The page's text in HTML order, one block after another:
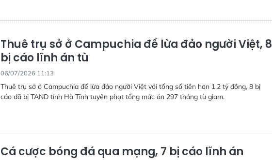
Thuê trụ sở ở Campuchia để lừa đảo người Việt, 8
bị cáo lĩnh án tù
06/07/2026 11:13
Thuê trụ sở ở Campuchia để lừa đảo người Việt với tổng số tiền hơn 1,2 tỷ đồng, 8 bị
cáo đã bị TAND tỉnh Hà Tĩnh tuyên phạt tổng mức án 297 tháng tù giam.
Cá cược bóng đá qua mạng, 7 bị cáo lĩnh án